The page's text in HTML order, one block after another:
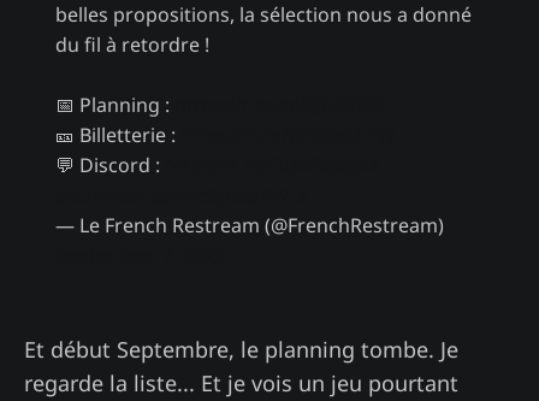
belles propositions, la sélection nous a donné
du fil à retordre !
📅 Planning :
🎫 Billetterie :
💬 Discord :
— Le French Restream (@FrenchRestream)
Et début Septembre, le planning tombe. Je
regarde la liste... Et je vois un jeu pourtant